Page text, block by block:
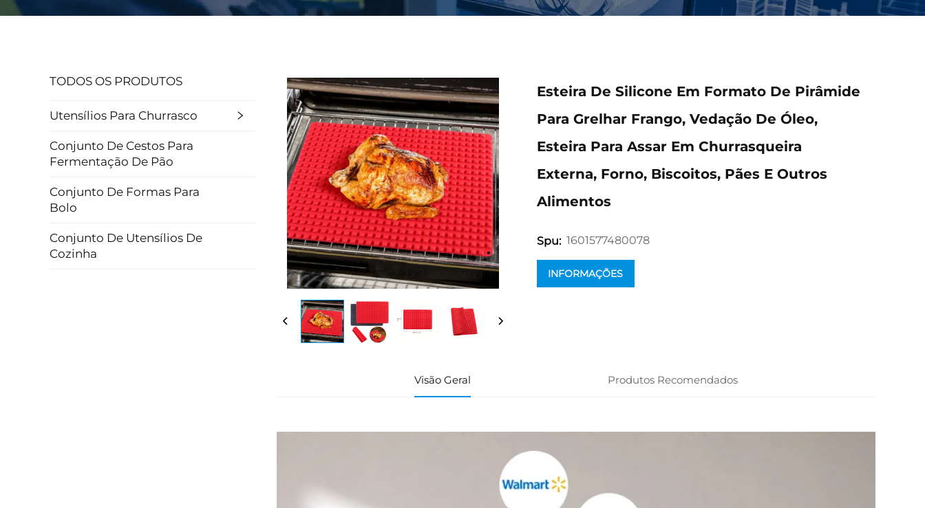
TODOS OS PRODUTOS
Utensílios Para Churrasco
Conjunto De Cestos Para
Fermentação De Pão
Conjunto De Formas Para
Bolo
Conjunto De Utensílios De
Cozinha
Esteira De Silicone Em Formato De Pirâmide
Para Grelhar Frango, Vedação De Óleo,
Esteira Para Assar Em Churrasqueira
Externa, Forno, Biscoitos, Pães E Outros
Alimentos
Spu: 1601577480078
INFORMAÇÕES
Visão Geral Produtos Recomendados